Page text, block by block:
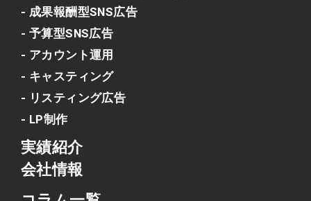
- 成果報酬型SNS広告
- 予算型SNS広告
- アカウント運用
- キャスティング
- リスティング広告
- LP制作
実績紹介
会社情報